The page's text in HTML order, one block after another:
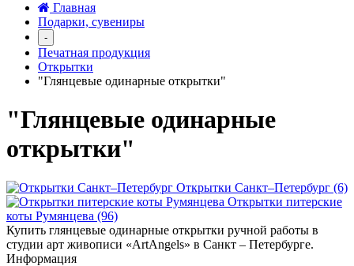
Главная
Подарки, сувениры
-
Печатная продукция
Открытки
"Глянцевые одинарные открытки"
"Глянцевые одинарные
открытки"
Открытки Санкт–Петербург (6)
Открытки питерские
коты Румянцева (96)
Купить глянцевые одинарные открытки ручной работы в
студии арт живописи «ArtAngels» в Санкт – Петербурге.
Информация